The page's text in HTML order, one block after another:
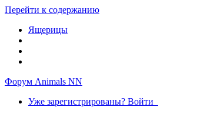
Перейти к содержанию
Ящерицы
Форум Animals NN
Уже зарегистрированы? Войти